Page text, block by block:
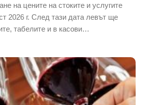
на цените на стоките и услугите
2026 г. След тази дата левът ще
табелите и в касови…